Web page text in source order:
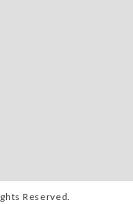
Reserved.